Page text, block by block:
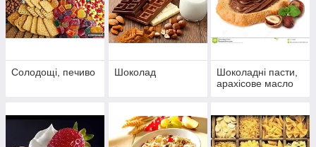
Солодощі, печиво Шоколад
Шоколадні пасти,
арахісове масло